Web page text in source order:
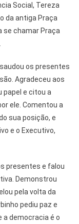
Social, Tereza
da antiga Praça
se chamar Praça
os presentes
Agradeceu aos
papel e citou a
ele. Comentou a
sua posição, e
e o Executivo,
presentes e falou
Demonstrou
pela volta da
pediu paz e
a democracia é o